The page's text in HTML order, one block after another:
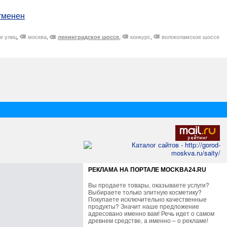
улиц, москва, ленинградское шоссе, конкурс, волоколамское шоссе
РЕКЛАМА НА ПОРТАЛЕ MOCKBA24.RU
Вы продаете товары, оказываете услуги?
Выбираете только элитную косметику?
Покупаете исключительно качественные
продукты? Значит наше предложение
адресовано именно вам! Речь идет о самом
древнем средстве, а именно – о рекламе!